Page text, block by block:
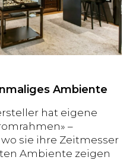
Ambiente
hat eigene
–
sie ihre Zeitmesser
Ambiente zeigen